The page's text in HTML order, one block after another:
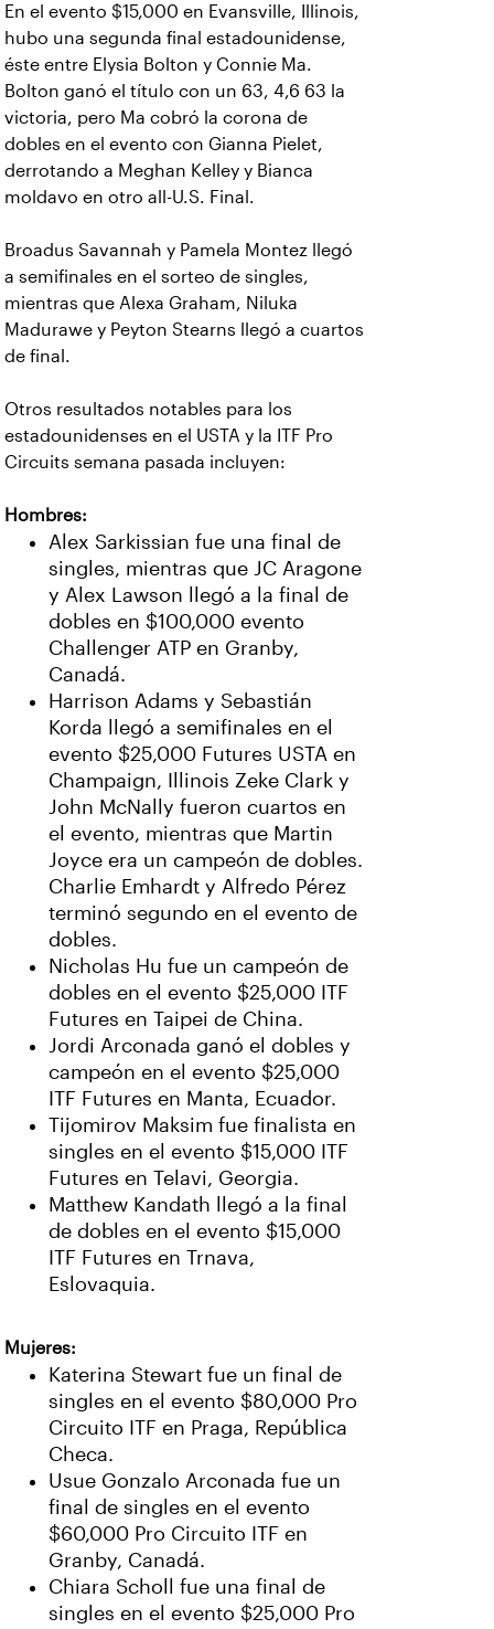
En el evento $15,000 en Evansville, Illinois,
hubo una segunda final estadounidense,
éste entre Elysia Bolton y Connie Ma.
Bolton ganó el título con un 63, 4,6 63 la
victoria, pero Ma cobró la corona de
dobles en el evento con Gianna Pielet,
derrotando a Meghan Kelley y Bianca
moldavo en otro all-U.S. Final.
Broadus Savannah y Pamela Montez llegó
a semifinales en el sorteo de singles,
mientras que Alexa Graham, Niluka
Madurawe y Peyton Stearns llegó a cuartos
de final.
Otros resultados notables para los
estadounidenses en el USTA y la ITF Pro
Circuits semana pasada incluyen:
Hombres:
Alex Sarkissian fue una final de
singles, mientras que JC Aragone
y Alex Lawson llegó a la final de
dobles en $100,000 evento
Challenger ATP en Granby,
Canadá.
Harrison Adams y Sebastián
Korda llegó a semifinales en el
evento $25,000 Futures USTA en
Champaign, Illinois Zeke Clark y
John McNally fueron cuartos en
el evento, mientras que Martin
Joyce era un campeón de dobles.
Charlie Emhardt y Alfredo Pérez
terminó segundo en el evento de
dobles.
Nicholas Hu fue un campeón de
dobles en el evento $25,000 ITF
Futures en Taipei de China.
Jordi Arconada ganó el dobles y
campeón en el evento $25,000
ITF Futures en Manta, Ecuador.
Tijomirov Maksim fue finalista en
singles en el evento $15,000 ITF
Futures en Telavi, Georgia.
Matthew Kandath llegó a la final
de dobles en el evento $15,000
ITF Futures en Trnava,
Eslovaquia.
Mujeres:
Katerina Stewart fue un final de
singles en el evento $80,000 Pro
Circuito ITF en Praga, República
Checa.
Usue Gonzalo Arconada fue un
final de singles en el evento
$60,000 Pro Circuito ITF en
Granby, Canadá.
Chiara Scholl fue una final de
singles en el evento $25,000 Pro